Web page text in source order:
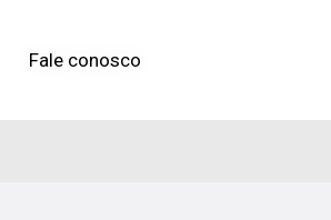
Fale conosco
Fale conosco